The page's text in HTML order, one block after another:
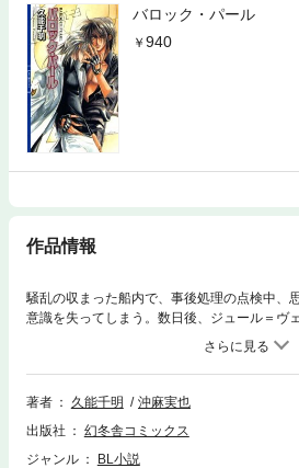
バロック・パール
940
作品情報
騒乱の収まった船内で、事後処理の点検中、
意識を失ってしまう。数日後、ジュール＝ヴ
か、目覚めたカイは記憶退行を起こしていた
カイ、『イシス』だったのだ。彼は普段の禁
天真爛漫なエピキュリアンであり、周囲を混
的な『カイ』と『イシス』への思いに苦しみ
著者 久能千明
沖麻実也
出版社
幻冬舎コミックス
ジャンル
BL小説